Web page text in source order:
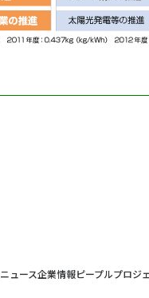
ニュース企業情報ピープルプロジ